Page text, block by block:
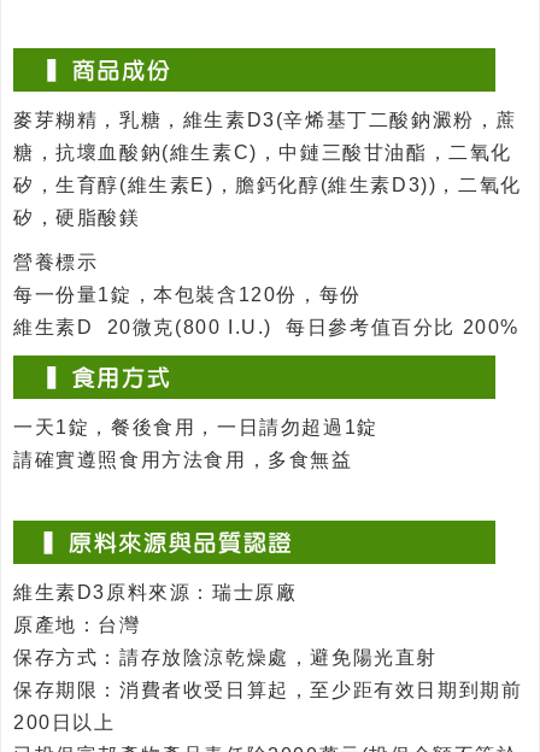
麥芽糊精，乳糖，維生素D3(辛烯基丁二酸鈉澱粉，蔗
糖，抗壞血酸鈉(維生素C)，中鏈三酸甘油酯，二氧化
矽，生育醇(維生素E)，膽鈣化醇(維生素D3))，二氧化
矽，硬脂酸鎂
營養標示
每一份量1錠，本包裝含120份，每份
維生素D 20微克(800 I.U.) 每日參考值百分比 200%
一天1錠，餐後食用，一日請勿超過1錠
請確實遵照食用方法食用，多食無益
維生素D3原料來源：瑞士原廠
原產地：台灣
保存方式：請存放陰涼乾燥處，避免陽光直射
保存期限：消費者收受日算起，至少距有效日期到期前
200日以上